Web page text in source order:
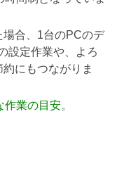
合、1台のPCのデ
設定作業や、よろ
にもつながりま
業の目安。